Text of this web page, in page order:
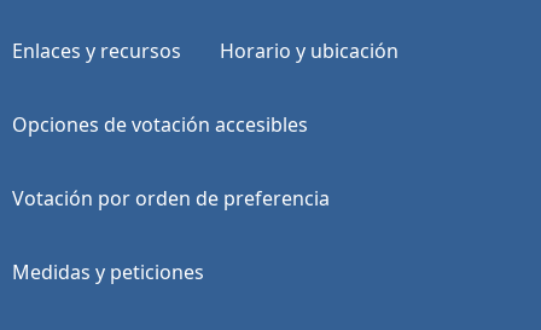
Enlaces y recursos Horario y ubicación
Opciones de votación accesibles
Votación por orden de preferencia
Medidas y peticiones